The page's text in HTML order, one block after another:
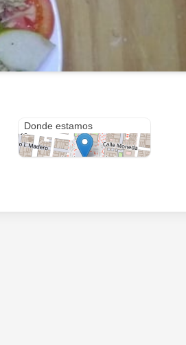
Donde estamos